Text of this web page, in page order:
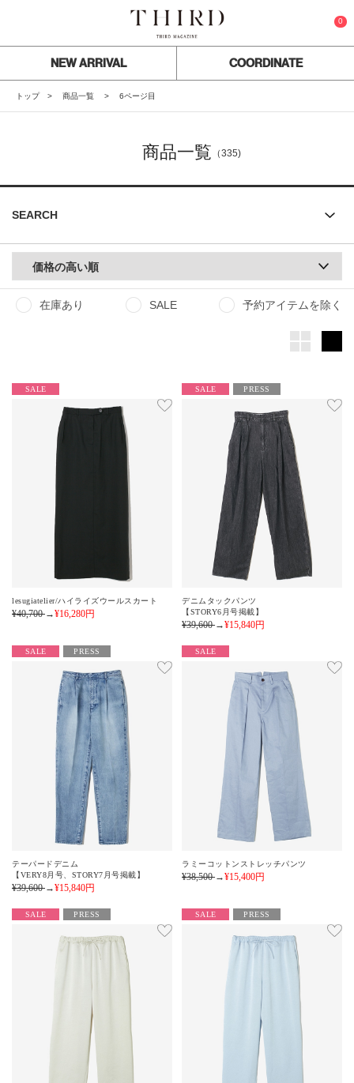
0
NEW ARRIVAL COORDINATE
トップ 商品一覧 6ページ目
商品一覧 （335)
SEARCH
価格の高い順
在庫あり SALE 予約アイテムを除く
SALE
lesugiatelier/ハイライズウールスカート
¥40,700→¥16,280円
SALE PRESS
デニムタックパンツ
【STORY6月号掲載】
¥39,600→¥15,840円
SALE PRESS
テーパードデニム
【VERY8月号、STORY7月号掲載】
¥39,600→¥15,840円
SALE
ラミーコットンストレッチパンツ
¥38,500→¥15,400円
SALE PRESS SALE PRESS